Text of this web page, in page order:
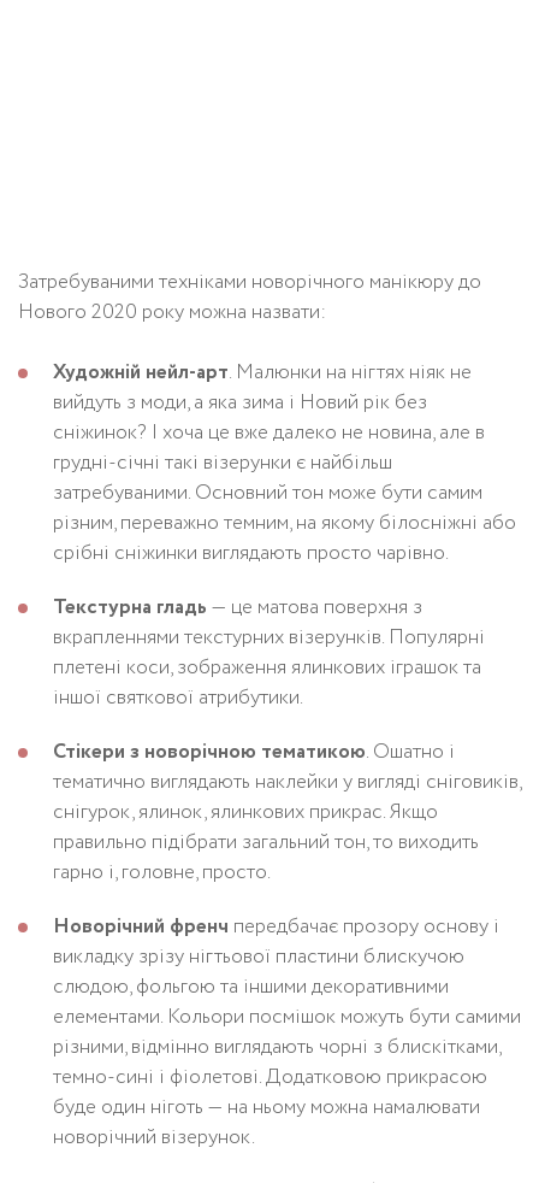
Затребуваними техніками новорічного манікюру до
Нового 2020 року можна назвати:
Художній нейл-арт. Малюнки на нігтях ніяк не
вийдуть з моди, а яка зима і Новий рік без
сніжинок? І хоча це вже далеко не новина, але в
грудні-січні такі візерунки є найбільш
затребуваними. Основний тон може бути самим
різним, переважно темним, на якому білосніжні або
срібні сніжинки виглядають просто чарівно.
Текстурна гладь — це матова поверхня з
вкрапленнями текстурних візерунків. Популярні
плетені коси, зображення ялинкових іграшок та
іншої святкової атрибутики.
Стікери з новорічною тематикою. Ошатно і
тематично виглядають наклейки у вигляді сніговиків,
снігурок, ялинок, ялинкових прикрас. Якщо
правильно підібрати загальний тон, то виходить
гарно і, головне, просто.
Новорічний френч передбачає прозору основу і
викладку зрізу нігтьової пластини блискучою
слюдою, фольгою та іншими декоративними
елементами. Кольори посмішок можуть бути самими
різними, відмінно виглядають чорні з блискітками,
темно-сині і фіолетові. Додатковою прикрасою
буде один ніготь — на ньому можна намалювати
новорічний візерунок.